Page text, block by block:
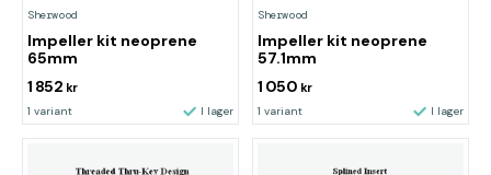
Sherwood
Impeller kit neoprene
65mm
1 852 kr
1 variant I lager
Sherwood
Impeller kit neoprene
57.1mm
1 050 kr
1 variant I lager